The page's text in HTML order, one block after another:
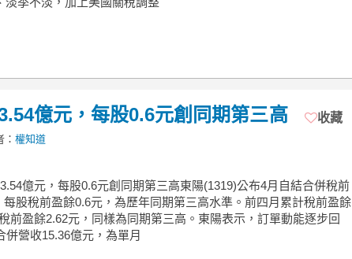
億元，每股0.6元創同期第三高
權知道
收藏
億元，每股0.6元創同期第三高東陽(1319)公布4月自結合併稅前
每股稅前盈餘0.6元，為歷年同期第三高水準。前四月累計稅前盈餘
前盈餘2.62元，同樣為同期第三高。東陽表示，訂單動能逐步回
併營收15.36億元，為單月